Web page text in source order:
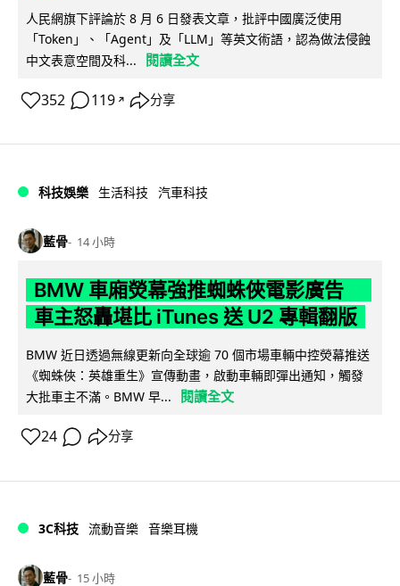
人民網旗下評論於 8 月 6 日發表文章，批評中國廣泛使用
「Token」、「Agent」及「LLM」等英文術語，認為做法侵蝕
中文表意空間及科...
閱讀全文
352 119 ↗ 分享
科技娛樂 生活科技 汽車科技
藍骨 14 小時
BMW 車廂熒幕強推蜘蛛俠電影廣告
車主怒轟堪比 iTunes 送 U2 專輯翻版
BMW 近日透過無線更新向全球逾 70 個市場車輛中控熒幕推送
《蜘蛛俠：英雄重生》宣傳動畫，啟動車輛即彈出通知，觸發
大批車主不滿。BMW 早...
閱讀全文
24 分享
3C科技 流動音樂 音樂耳機
藍骨 15 小時